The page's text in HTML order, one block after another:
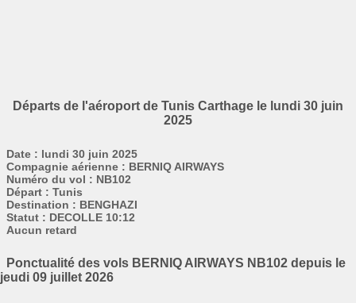
Départs de l'aéroport de Tunis Carthage le lundi 30 juin
2025
Date : lundi 30 juin 2025
Compagnie aérienne : BERNIQ AIRWAYS
Numéro du vol : NB102
Départ : Tunis
Destination : BENGHAZI
Statut : DECOLLE 10:12
Aucun retard
Ponctualité des vols BERNIQ AIRWAYS NB102 depuis le
jeudi 09 juillet 2026